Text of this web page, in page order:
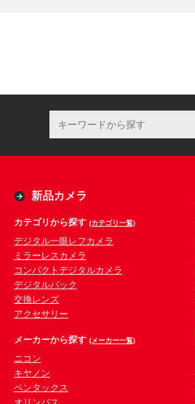
新品カメラ
カテゴリから探す (カテゴリ一覧)
デジタル一眼レフカメラ
ミラーレスカメラ
コンパクトデジタルカメラ
デジタルバック
交換レンズ
アクセサリー
メーカーから探す (メーカー一覧)
ニコン
キヤノン
ペンタックス